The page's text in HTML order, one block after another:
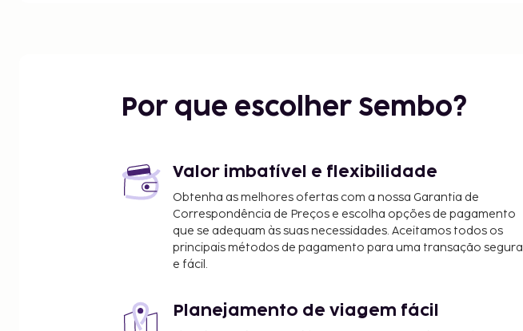
Por que escolher Sembo?
Valor imbatível e flexibilidade
Obtenha as melhores ofertas com a nossa Garantia de
Correspondência de Preços e escolha opções de pagamento
que se adequam às suas necessidades. Aceitamos todos os
principais métodos de pagamento para uma transação segura
e fácil.
Planejamento de viagem fácil